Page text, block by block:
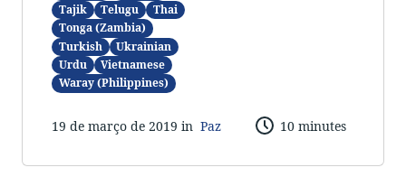
Tajik
Telugu
Thai
Tonga (Zambia)
Turkish
Ukrainian
Urdu
Vietnamese
Waray (Philippines)
19 de março de 2019 in Paz 10 minutes